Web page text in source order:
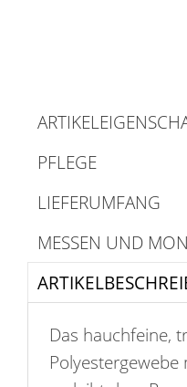
PFLEGE
LIEFERUMFANG
MESSEN UND
Das hauchfeine,